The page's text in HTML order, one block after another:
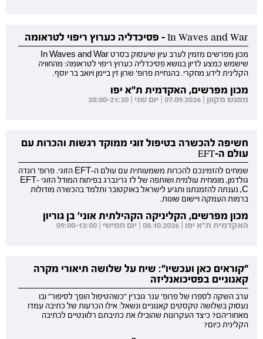
In Waves and War - פסיכדליה כערוץ ריפוי לטראומה
מכון מפרשים מזמין לערב עיון שיעסוק בסרט In Waves and War
שישמש כמצע לדיון בנושא פסיכדליה כערוץ ריפוי לטראומה: מהחוויה
הקלינית לידע מחקרי. בהנחיית פרופ' שרון זין ביימן ויואב בר יוסף.
מכון מפרשים, האקדמית ת"א יפו
מפגש מקוון | 07.09.2026 | יום שני | 20:00-21:30
חשיפה להכשרה בטיפול זוגי ממוקד רגשות והכרות עם
עולם ה-EFT
שמחים להזמינכם להכרות משמעותית עם עולם ה-EFT הזוגי. פרופ' רונדה
גולדמן, מומחית עולמית ושותפה של לז גרינברג בפיתוח המודל הזוגי EFT-
C, נענתה להזמנתנו ותגיע לישראל באוקטובר ותלמד בהכשרה מודולות
ברמות העמקה ויישום שונות.
מכון מפרשים, הקליניקה הקהילתית אוני' בן גוריון
האקדמית ת"א יפו | 08.10.2026 | יום חמישי | 09:00-13:00
"קוראים כאן ועכשיו": שיח על שלושה תיאורי מקרה
קאנוניים בפסיכואנליזה
ערב השקה לספרו של פרופ' ענר גוברין "כשהטיפול הופך לסיפור" ובו
נעסוק בשלושה טקסטים קאנוניים ונשאל: אילו הכרעות של כתיבה עמדו
מאחוריהם? כיצד העקרונות שהובילו את כתיבתם רלוונטיים לכתיבה
הקלינית כיום?